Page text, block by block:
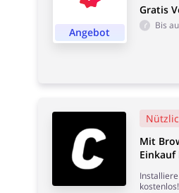
Angebot
Gratis
Bis
Mit
Einkauf